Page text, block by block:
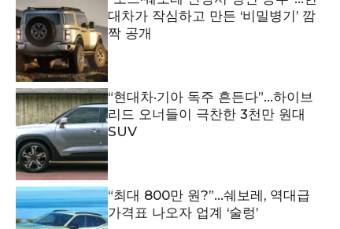
대차가 작심하고 만든 ‘비밀병기’ 깜
짝 공개
“현대차·기아 독주 흔든다”…하이브
리드 오너들이 극찬한 3천만 원대
SUV
“최대 800만 원?”…쉐보레, 역대급
가격표 나오자 업계 ‘술렁’